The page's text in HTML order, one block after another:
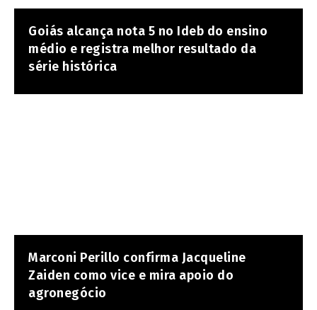
Goiás alcança nota 5 no Ideb do ensino
médio e registra melhor resultado da
série histórica
Marconi Perillo confirma Jacqueline
Zaiden como vice e mira apoio do
agronegócio